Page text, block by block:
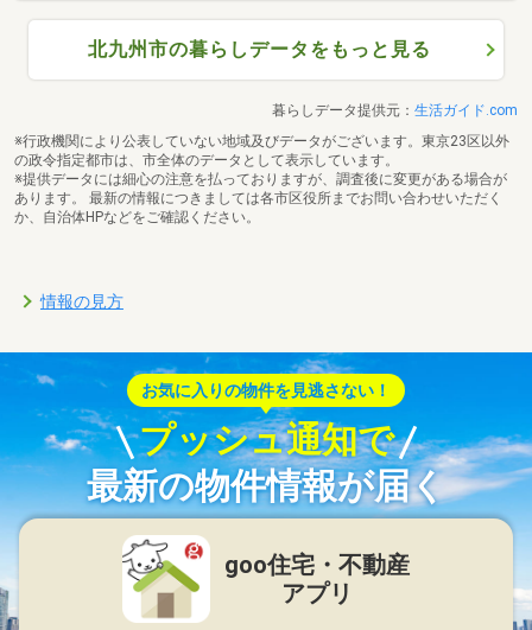
北九州市の暮らしデータをもっと見る
暮らしデータ提供元： 生活ガイド.com
※行政機関により公表していない地域及びデータがございます。東京23区以外
の政令指定都市は、市全体のデータとして表示しています。
※提供データには細心の注意を払っておりますが、調査後に変更がある場合が
あります。 最新の情報につきましては各市区役所までお問い合わせいただく
か、自治体HPなどをご確認ください。
情報の見方
お気に入りの物件を見逃さない！
プッシュ通知で
最新の物件情報が届く
goo住宅・不動産
アプリ